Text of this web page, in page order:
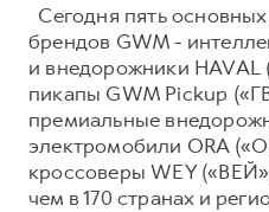
Сегодня пять
брендов GWM -
и внедорожники
пикапы GWM Pickup
премиальные
электромобили ORA
кроссоверы WEY
чем в 170 странах и